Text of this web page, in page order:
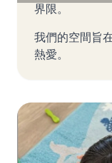
界限。
我們的空間旨
熱愛。